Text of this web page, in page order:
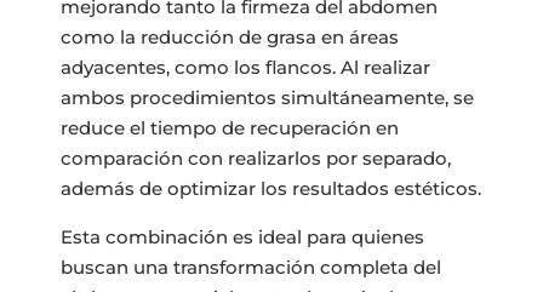
mejorando tanto la firmeza del abdomen
como la reducción de grasa en áreas
adyacentes, como los flancos. Al realizar
ambos procedimientos simultáneamente, se
reduce el tiempo de recuperación en
comparación con realizarlos por separado,
además de optimizar los resultados estéticos.
Esta combinación es ideal para quienes
buscan una transformación completa del